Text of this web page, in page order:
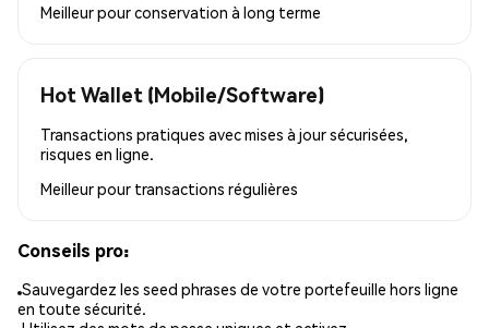
Meilleur pourconservation à long terme
Hot Wallet (Mobile/Software)
Transactions pratiques avec mises à jour sécurisées,
risques en ligne.
Meilleur pour transactions régulières
Conseils pro:
Sauvegardez les seed phrases de votre portefeuille hors ligne
en toute sécurité.